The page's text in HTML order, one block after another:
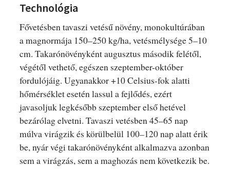
Technológia
Fővetésben tavaszi vetésű növény, monokultúrában
a magnormája 150–250 kg/ha, vetésmélysége 5–10
cm. Takarónövényként augusztus második felétől,
végétől vethető, egészen szeptember-október
fordulójáig. Ugyanakkor +10 Celsius-fok alatti
hőmérséklet esetén lassul a fejlődés, ezért
javasoljuk legkésőbb szeptember első hetével
bezárólag elvetni. Tavaszi vetésben 45–65 nap
múlva virágzik és körülbelül 100–120 nap alatt érik
be, nyár végi takarónövényként alkalmazva azonban
sem a virágzás, sem a maghozás nem következik be.